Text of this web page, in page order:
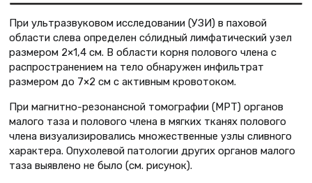
При ультразвуковом исследовании (УЗИ) в паховой
области слева определен сóлидный лимфатический узел
размером 2×1,4 см. В области корня полового члена с
распространением на тело обнаружен инфильтрат
размером до 7×2 см с активным кровотоком.
При магнитно-резонансной томографии (МРТ) органов
малого таза и полового члена в мягких тканях полового
члена визуализировались множественные узлы сливного
характера. Опухолевой патологии других органов малого
таза выявлено не было (см. рисунок).